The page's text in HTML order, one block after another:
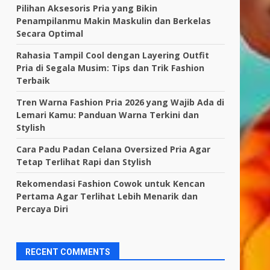
Pilihan Aksesoris Pria yang Bikin
Penampilanmu Makin Maskulin dan Berkelas
Secara Optimal
Rahasia Tampil Cool dengan Layering Outfit
Pria di Segala Musim: Tips dan Trik Fashion
Terbaik
Tren Warna Fashion Pria 2026 yang Wajib Ada di
Lemari Kamu: Panduan Warna Terkini dan
Stylish
Cara Padu Padan Celana Oversized Pria Agar
Tetap Terlihat Rapi dan Stylish
Rekomendasi Fashion Cowok untuk Kencan
Pertama Agar Terlihat Lebih Menarik dan
Percaya Diri
RECENT COMMENTS